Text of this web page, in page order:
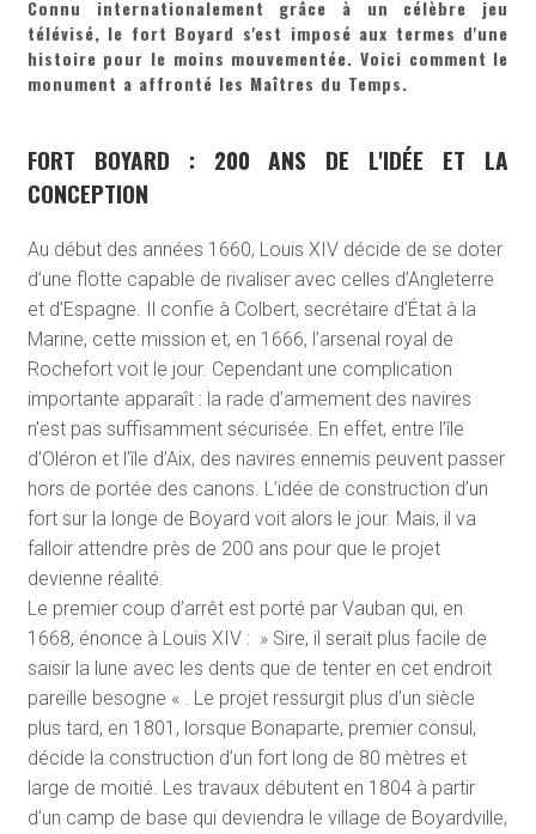
Connu internationalement grâce à un célèbre jeu
télévisé, le fort Boyard s'est imposé aux termes d'une
histoire pour le moins mouvementée. Voici comment le
monument a affronté les Maîtres du Temps.
FORT BOYARD : 200 ANS DE L'IDÉE ET LA
CONCEPTION
Au début des années 1660, Louis XIV décide de se doter
d’une flotte capable de rivaliser avec celles d’Angleterre
et d’Espagne. Il confie à Colbert, secrétaire d’État à la
Marine, cette mission et, en 1666, l’arsenal royal de
Rochefort voit le jour. Cependant une complication
importante apparaît : la rade d’armement des navires
n’est pas suffisamment sécurisée. En effet, entre l’île
d’Oléron et l’île d’Aix, des navires ennemis peuvent passer
hors de portée des canons. L’idée de construction d’un
fort sur la longe de Boyard voit alors le jour. Mais, il va
falloir attendre près de 200 ans pour que le projet
devienne réalité.
Le premier coup d’arrêt est porté par Vauban qui, en
1668, énonce à Louis XIV : » Sire, il serait plus facile de
saisir la lune avec les dents que de tenter en cet endroit
pareille besogne « . Le projet ressurgit plus d’un siècle
plus tard, en 1801, lorsque Bonaparte, premier consul,
décide la construction d’un fort long de 80 mètres et
large de moitié. Les travaux débutent en 1804 à partir
d’un camp de base qui deviendra le village de Boyardville,